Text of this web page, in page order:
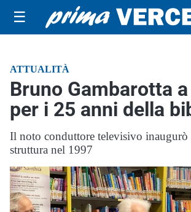
☰
ATTUALITÀ
Bruno Gambarotta
per i 25 anni della
Il noto conduttore televisivo inaugurò
struttura nel 1997